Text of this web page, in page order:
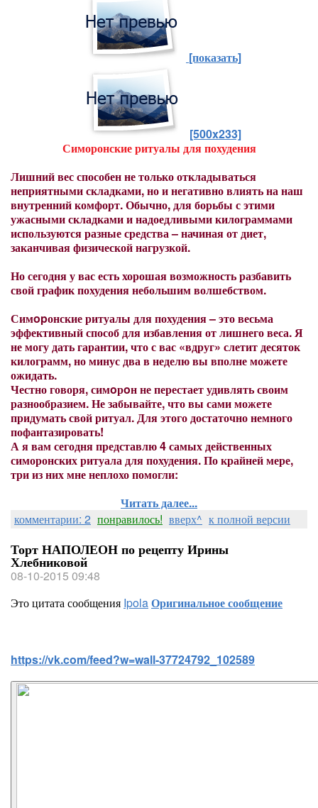
[показать]
[500x233]
Симоронские ритуалы для похудения
Лишний вес способен не только откладываться
неприятными складками, но и негативно влиять на наш
внутренний комфорт. Обычно, для борьбы с этими
ужасными складками и надоедливыми килограммами
используются разные средства – начиная от диет,
заканчивая физической нагрузкой.
Но сегодня у вас есть хорошая возможность разбавить
свой график похудения небольшим волшебством.
Симopонские ритуалы для похудения – это весьма
эффективный способ для избавления от лишнего веса. Я
не могу дать гарантии, что с вас «вдруг» слетит десяток
килограмм, но минус два в неделю вы вполне можете
ожидать.
Честно говоря, симoрoн не перестает удивлять своим
разнообразием. Не забывайте, что вы сами можете
придумать свой ритуал. Для этого достаточно немного
пофантазировать!
А я вам сегодня представлю 4 самых действенных
симоронских ритуала для похудения. По крайней мере,
три из них мне неплохо помогли:
Читать далее...
комментарии: 2 понравилось! вверх^ к полной версии
Торт НАПОЛЕОН по рецепту Ирины
Хлебниковой
08-10-2015 09:48
Это цитата сообщения IpolaОригинальное сообщение
https://vk.com/feed?w=wall-37724792_102589